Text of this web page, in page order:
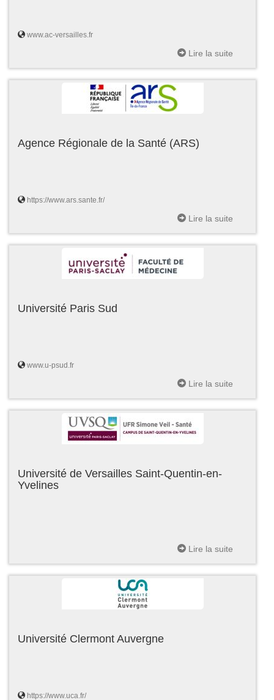
www.ac-versailles.fr
Lire la suite
Agence Régionale de la Santé (ARS)
https://www.ars.sante.fr/
Lire la suite
Université Paris Sud
www.u-psud.fr
Lire la suite
Université de Versailles Saint-Quentin-en-
Yvelines
Lire la suite
Université Clermont Auvergne
https://www.uca.fr/